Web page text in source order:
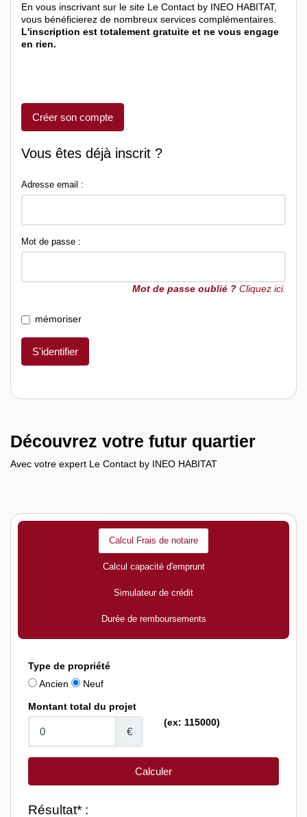
En vous inscrivant sur le site Le Contact by INEO HABITAT,
vous bénéficierez de nombreux services complémentaires.
L'inscription est totalement gratuite et ne vous engage
en rien.
Créer son compte
Vous êtes déjà inscrit ?
Adresse email :
Mot de passe :
Mot de passe oublié ? Cliquez ici.
mémoriser
S'identifier
Découvrez votre futur quartier
Avec votre expert Le Contact by INEO HABITAT
Calcul Frais de notaire
Calcul capacité d'emprunt
Simulateur de crédit
Durée de remboursements